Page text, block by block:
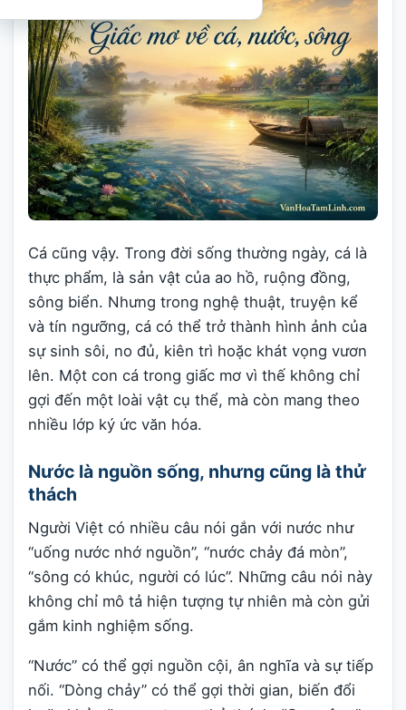
Cá cũng vậy. Trong đời sống thường ngày, cá là
thực phẩm, là sản vật của ao hồ, ruộng đồng,
sông biển. Nhưng trong nghệ thuật, truyện kể
và tín ngưỡng, cá có thể trở thành hình ảnh của
sự sinh sôi, no đủ, kiên trì hoặc khát vọng vươn
lên. Một con cá trong giấc mơ vì thế không chỉ
gợi đến một loài vật cụ thể, mà còn mang theo
nhiều lớp ký ức văn hóa.
Nước là nguồn sống, nhưng cũng là thử
thách
Người Việt có nhiều câu nói gắn với nước như
“uống nước nhớ nguồn”, “nước chảy đá mòn”,
“sông có khúc, người có lúc”. Những câu nói này
không chỉ mô tả hiện tượng tự nhiên mà còn gửi
gắm kinh nghiệm sống.
“Nước” có thể gợi nguồn cội, ân nghĩa và sự tiếp
nối. “Dòng chảy” có thể gợi thời gian, biến đổi